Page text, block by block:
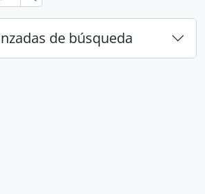
de búsqueda